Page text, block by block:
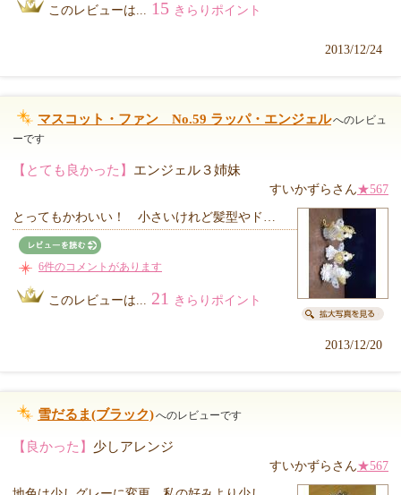
このレビューは... 15 きらりポイント
2013/12/24
マスコット・ファン No.59 ラッパ・エンジェルへのレビュ
ーです
【とても良かった】 エンジェル３姉妹
すいかずらさん★567
とってもかわいい！ 小さいけれど髪型やド…
6件のコメントがあります
このレビューは... 21 きらりポイント
2013/12/20
雪だるま(ブラック)へのレビューです
【良かった】 少しアレンジ
すいかずらさん★567